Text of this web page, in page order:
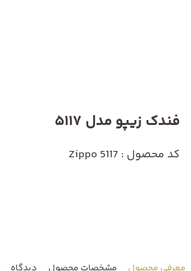
فندک زیپو مدل 5117
کد محصول : Zippo 5117
معرفی محصول مشخصات محصول دیدگاه